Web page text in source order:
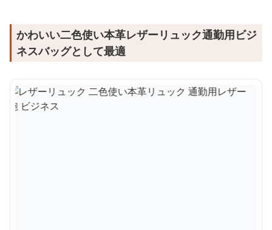
かわいい二色使い本革レザーリュック通勤用ビジ
ネスバッグとして最適